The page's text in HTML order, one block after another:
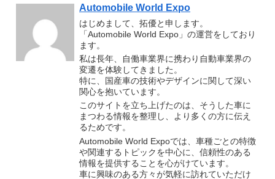
Automobile World Expo
はじめまして、拓優と申します。
「Automobile World Expo」の運営をしており
ます。
私は長年、自働車業界に携わり自動車業界の
変遷を体験してきました。
特に、国産車の技術やデザインに関して深い
関心を抱いています。
このサイトを立ち上げたのは、そうした車に
まつわる情報を整理し、より多くの方に伝え
るためです。
Automobile World Expoでは、車種ごとの特徴
や関連するトピックを中心に、信頼性のある
情報を提供することを心がけています。
車に興味のある方々が気軽に訪れていただけ